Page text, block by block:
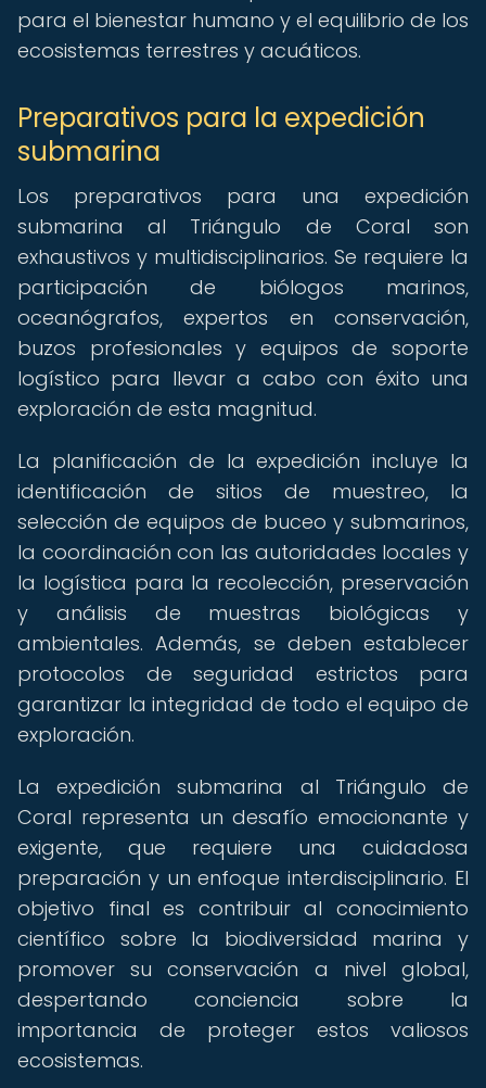
para el bienestar humano y el equilibrio de los
ecosistemas terrestres y acuáticos.
Preparativos para la expedición
submarina
Los preparativos para una expedición
submarina al Triángulo de Coral son
exhaustivos y multidisciplinarios. Se requiere la
participación de biólogos marinos,
oceanógrafos, expertos en conservación,
buzos profesionales y equipos de soporte
logístico para llevar a cabo con éxito una
exploración de esta magnitud.
La planificación de la expedición incluye la
identificación de sitios de muestreo, la
selección de equipos de buceo y submarinos,
la coordinación con las autoridades locales y
la logística para la recolección, preservación
y análisis de muestras biológicas y
ambientales. Además, se deben establecer
protocolos de seguridad estrictos para
garantizar la integridad de todo el equipo de
exploración.
La expedición submarina al Triángulo de
Coral representa un desafío emocionante y
exigente, que requiere una cuidadosa
preparación y un enfoque interdisciplinario. El
objetivo final es contribuir al conocimiento
científico sobre la biodiversidad marina y
promover su conservación a nivel global,
despertando conciencia sobre la
importancia de proteger estos valiosos
ecosistemas.